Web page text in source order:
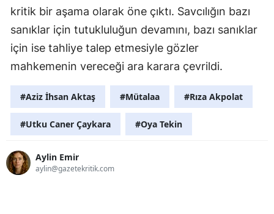
kritik bir aşama olarak öne çıktı. Savcılığın bazı
sanıklar için tutukluluğun devamını, bazı sanıklar
için ise tahliye talep etmesiyle gözler
mahkemenin vereceği ara karara çevrildi.
#Aziz İhsan Aktaş #Mütalaa #Rıza Akpolat
#Utku Caner Çaykara #Oya Tekin
Aylin Emir
aylin@gazetekritik.com